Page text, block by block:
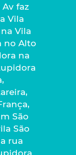
faz
Vila
Vila
no Alto
na
São
São
rua